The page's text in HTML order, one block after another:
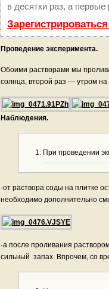
в десятки раз, а
Проведение эксперимента.
Обоими растворами мы
солнца, второй раз — утром
Наблюдения.
При проведении
-от раствора соды на плитке
необходимо дополнительно
-а после проливания
сильный запах. Впрочем, со